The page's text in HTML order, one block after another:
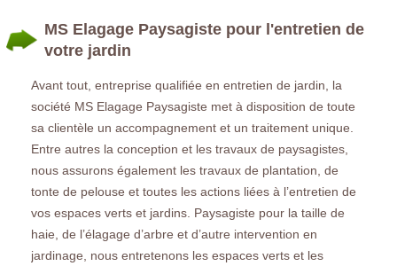
MS Elagage Paysagiste pour l'entretien de
votre jardin
Avant tout, entreprise qualifiée en entretien de jardin, la
société MS Elagage Paysagiste met à disposition de toute
sa clientèle un accompagnement et un traitement unique.
Entre autres la conception et les travaux de paysagistes,
nous assurons également les travaux de plantation, de
tonte de pelouse et toutes les actions liées à l’entretien de
vos espaces verts et jardins. Paysagiste pour la taille de
haie, de l’élagage d’arbre et d’autre intervention en
jardinage, nous entretenons les espaces verts et les